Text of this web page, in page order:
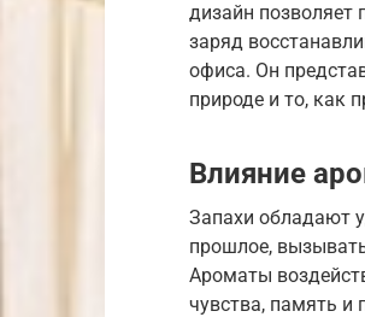
дизайн позволяет
заряд
офиса. Он
природе и то, как
Влияние
Запахи обладают
прошлое,
Ароматы
чувства, память и